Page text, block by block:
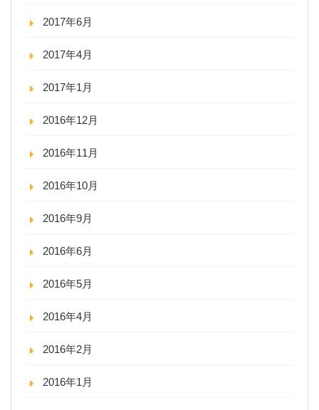
2017年6月
2017年4月
2017年1月
2016年12月
2016年11月
2016年10月
2016年9月
2016年6月
2016年5月
2016年4月
2016年2月
2016年1月